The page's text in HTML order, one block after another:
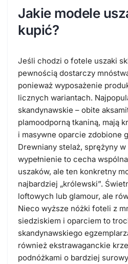
Jakie modele
kupić?
Jeśli chodzi o fotele uszaki
pewnością dostarczy
ponieważ wyposażenie
licznych wariantach.
skandynawskie – obite
plamoodporną tkaniną, mają
i masywne oparcie zdobione
Drewniany stelaż, sprężyny
wypełnienie to cecha
uszaków, ale ten konkretny
najbardziej „królewski”.
loftowych lub glamour, ale
Nieco wyższe nóżki foteli z
siedziskiem i oparciem to
skandynawskiego
również ekstrawaganckie
podnóżkami o bardziej